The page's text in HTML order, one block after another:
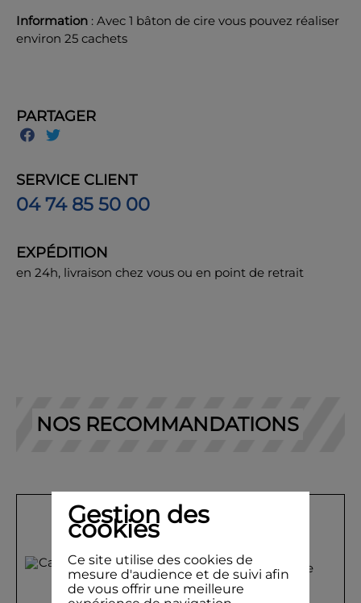
Information : Avec 1 bâton de cire vous pouvez réaliser
environ 25 cachets
PARTAGER
SERVICE CLIENT
04 74 85 50 00
EXPÉDITION
en 24h, livraison chez vous ou en point de retrait
NOS RECOMMANDATIONS
Gestion des
cookies
Ce site utilise des cookies de
mesure d'audience et de suivi afin
de vous offrir une meilleure